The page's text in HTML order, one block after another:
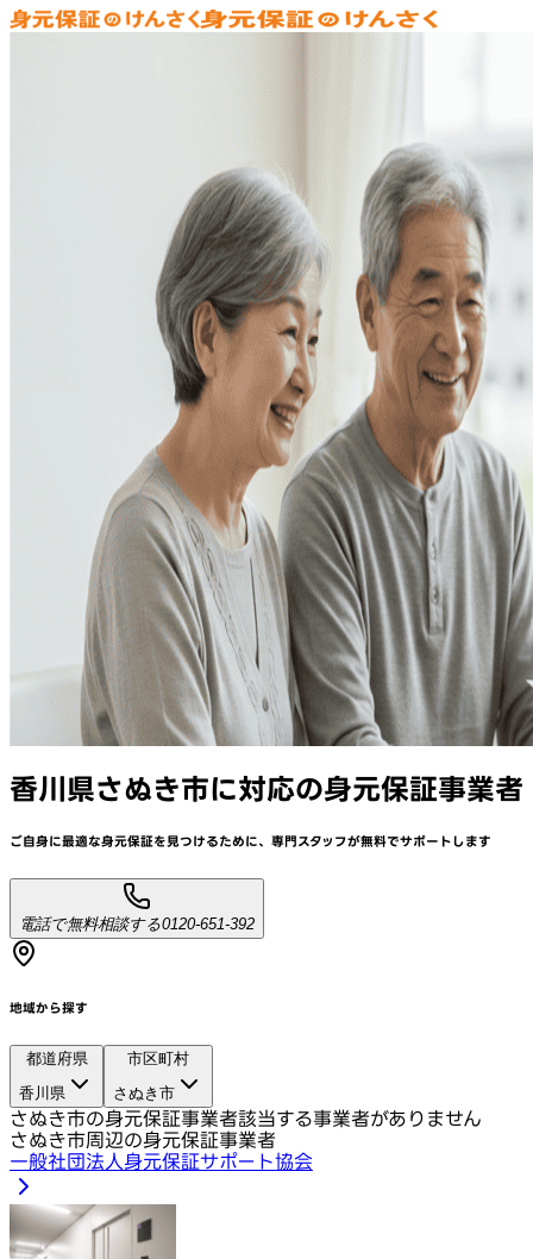
香川県さぬき市に対応の身元保証事業者
ご自身に最適な身元保証を見つけるために、 専門スタッフが無料でサポートします
電話で無料相談する0120-651-392
地域から探す
都道府県
香川県
市区町村
さぬき市
さぬき市の身元保証事業者該当する事業者がありません
さぬき市周辺の身元保証事業者
一般社団法人身元保証サポート協会